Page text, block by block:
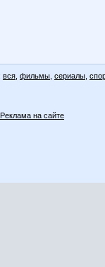
вся фильмы сериалы
Реклама на сайте